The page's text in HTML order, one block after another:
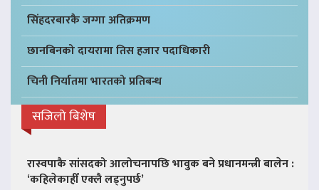
सिंहदरबारकै जग्गा अतिक्रमण
छानबिनको दायरामा तिस हजार पदाधिकारी
चिनी निर्यातमा भारतको प्रतिबन्ध
सजिलो बिशेष
रास्वपाकै सांसदको आलोचनापछि भावुक बने प्रधानमन्त्री बालेन :
‘कहिलेकाहीँ एक्लै लड्नुपर्छ’